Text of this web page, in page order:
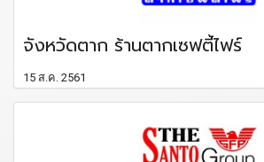
จังหวัดตาก ร้านตากเซฟตี้ไฟร์
15 ส.ค. 2561